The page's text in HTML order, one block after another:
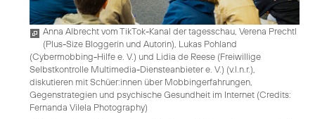
Anna Albrecht vom TikTok-Kanal der tagesschau, Verena Prechtl
(Plus-Size Bloggerin und Autorin), Lukas Pohland
(Cybermobbing-Hilfe e. V.) und Lidia de Reese (Freiwillige
Selbstkontrolle Multimedia-Diensteanbieter e. V.) (v.l.n.r.),
diskutieren mit Schüer:innen über Mobbingerfahrungen,
Gegenstrategien und psychische Gesundheit im Internet (Credits:
Fernanda Vilela Photography)